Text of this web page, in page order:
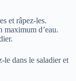
et râpez-les.
maximum d’eau.
le dans le saladier et